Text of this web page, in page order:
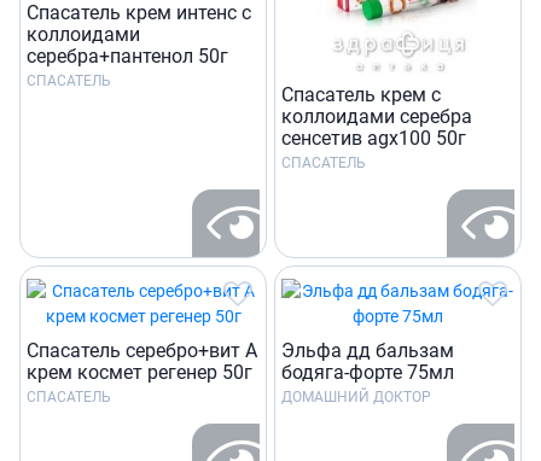
Спасатель крем интенс с
коллоидами
серебра+пантенол 50г
СПАСАТЕЛЬ
Спасатель крем с
коллоидами серебра
сенсетив agх100 50г
СПАСАТЕЛЬ
Спасатель серебро+вит А
крем космет регенер 50г
СПАСАТЕЛЬ
Эльфа дд бальзам
бодяга-форте 75мл
ДОМАШНИЙ ДОКТОР